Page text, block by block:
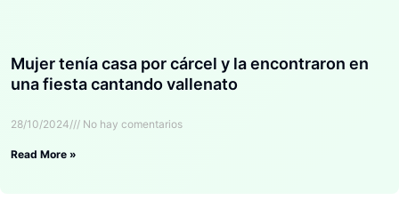
Mujer tenía casa por cárcel y la encontraron en
una fiesta cantando vallenato
28/10/2024 No hay comentarios
Read More »